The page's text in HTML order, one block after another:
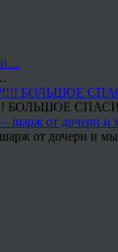
БОЛЬШОЕ
от дочери и